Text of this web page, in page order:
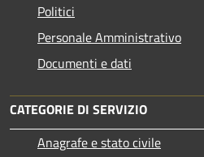
Politici
Personale Amministrativo
Documenti e dati
CATEGORIE DI SERVIZIO
Anagrafe e stato civile